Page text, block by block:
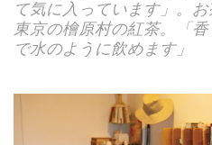
て気に入っています」。
東京の檜原村の紅茶。「
で水のように飲めます」